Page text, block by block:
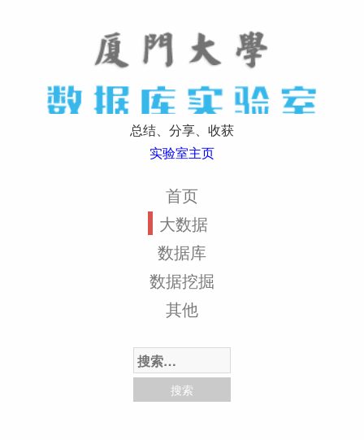
总结、分享、收获
实验室主页
首页
大数据
数据库
数据挖掘
其他